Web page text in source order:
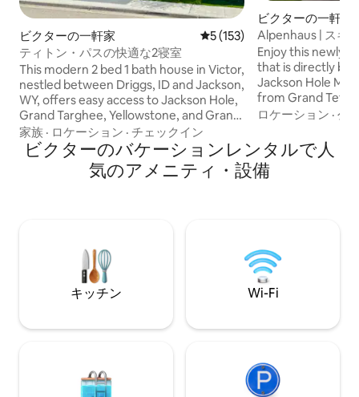
ビクターの一軒家 レビュー153件、5つ星中5つ
5 (153)
ティトン・パスの快適な2寝室
This modern 2 bed 1 bath house in Victor,
nestled between Driggs, ID and Jackson,
WY, offers easy access to Jackson Hole,
Grand Targhee, Yellowstone, and Grand
Teton Park. Indulge in delicious dining
options in Victor and Driggs while
admiring breathtaking views of the
nearby Grand Teton mountains.
trails at your doorstep, one dog allowed.
家族 · ロケーション · チェックイン
ビクターの一軒家
Alpenhaus | スキ
ー
Enjoy this newly
that is directly
Jackson Hole
from Grand
Laundry, full
pit and gas grill,
acre park in
now have fast
ロケーション ·公
ビクターのバケーションレンタルで人
気のアメニティ・設備
キッチン Wi-Fi